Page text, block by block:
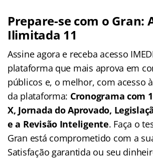
Prepare-se com o Gran:
Ilimitada 11
Assine agora e receba acesso
plataforma que mais aprova em
públicos e, o melhor, com acesso
da plataforma: Cronograma com
X, Jornada do Aprovado,
e a Revisão Inteligente. Faça o
Gran está comprometido com a
Satisfação garantida ou seu